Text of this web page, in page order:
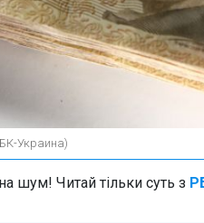
Украина)
шум! Читай тільки суть з